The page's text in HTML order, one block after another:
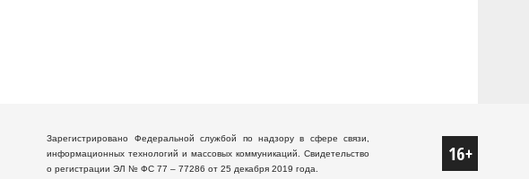
Зарегистрировано Федеральной службой по надзору в сфере связи,
информационных технологий и массовых коммуникаций. Свидетельство
о регистрации ЭЛ № ФС 77 – 77286 от 25 декабря 2019 года.